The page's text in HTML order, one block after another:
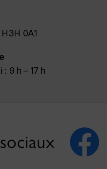
0A1
: 9 h – 17 h